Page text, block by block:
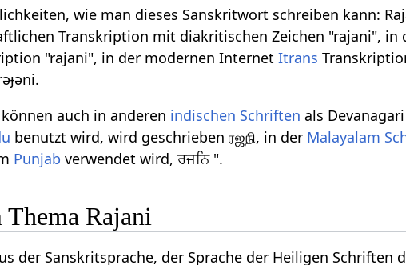
wie man dieses Sanskritwort schreiben kann:
Transkription mit diakritischen Zeichen "rajani", in
"rajani", in der modernen InternetItrans
auch in anderen indischen Schriften als
benutzt wird, wird geschrieben ரஜநி, in der Malayalam
Punjab verwendet wird, ਰਜਨਿ ".
Rajani
der Sanskritsprache, der Sprache der Heiligen Schriften